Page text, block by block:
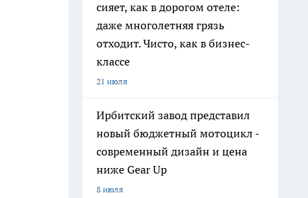
сияет, как в дорогом отеле:
даже многолетняя грязь
отходит. Чисто, как в бизнес-
классе
21 июля
Ирбитский завод представил
новый бюджетный мотоцикл -
современный дизайн и цена
ниже Gear Up
8 июля